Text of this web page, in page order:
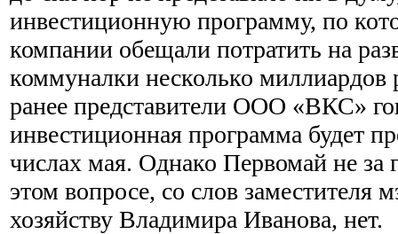
инвестиционную программу, по
компании обещали потратить на
коммуналки несколько
ранее представители ООО «ВКС»
инвестиционная программа будет
числах мая. Однако Первомай не за
этом вопросе, со слов заместителя
хозяйству Владимира Иванова, нет.